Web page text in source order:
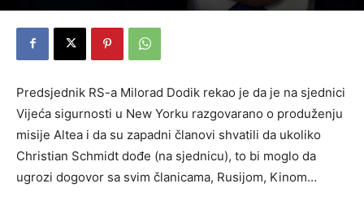
Predsjednik RS-a Milorad Dodik rekao je da je na sjednici
Vijeća sigurnosti u New Yorku razgovarano o produženju
misije Altea i da su zapadni članovi shvatili da ukoliko
Christian Schmidt dođe (na sjednicu), to bi moglo da
ugrozi dogovor sa svim članicama, Rusijom, Kinom…